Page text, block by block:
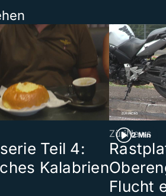
Teil 4:
Kalabrien
2 Min
ZüriNews
Flucht